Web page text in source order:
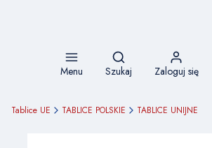
Menu
Otwórz wyszukiwarkę
Szukaj Zaloguj się
Tablice UE TABLICE POLSKIE TABLICE UNIJNE